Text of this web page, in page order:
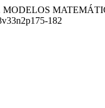
MODELOS
182